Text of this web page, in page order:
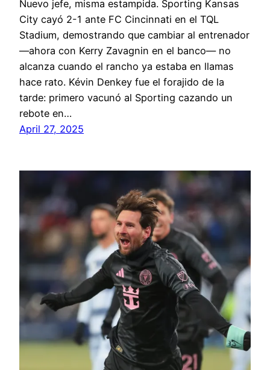
Nuevo jefe, misma estampida. Sporting Kansas
City cayó 2-1 ante FC Cincinnati en el TQL
Stadium, demostrando que cambiar al entrenador
—ahora con Kerry Zavagnin en el banco— no
alcanza cuando el rancho ya estaba en llamas
hace rato. Kévin Denkey fue el forajido de la
tarde: primero vacunó al Sporting cazando un
rebote en…
April 27, 2025